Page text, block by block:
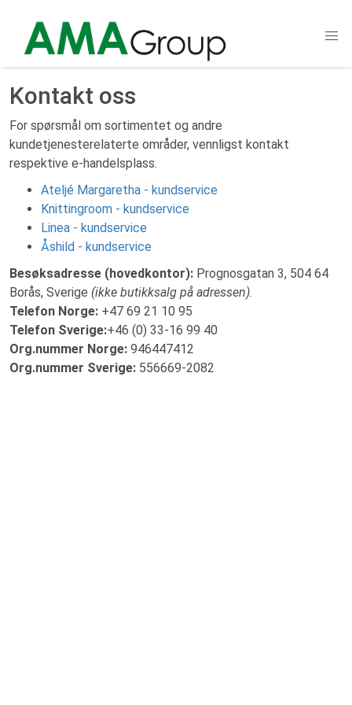
Kontakt oss
For spørsmål om sortimentet og andre
kundetjenesterelaterte områder, vennligst kontakt
respektive e-handelsplass.
Ateljé Margaretha - kundservice
Knittingroom - kundservice
Linea - kundservice
Åshild - kundservice
Besøksadresse (hovedkontor): Prognosgatan 3, 504 64
Borås, Sverige (ikke butikksalg på adressen).
Telefon Norge: +47 69 21 10 95
Telefon Sverige:+46 (0) 33-16 99 40
Org.nummer Norge: 946447412
Org.nummer Sverige: 556669-2082